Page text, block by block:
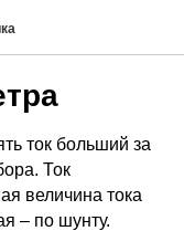
ток больший за
Ток
величина тока
– по шунту.